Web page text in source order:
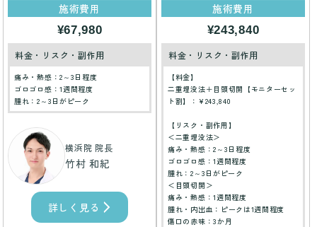
施術費用
¥67,980
料金・リスク・副作用
痛み・熱感：2～3日程度
ゴロゴロ感：1週間程度
腫れ：2～3日がピーク
横浜院 院長
竹村 和紀
詳しく見る
施術費用
¥243,840
料金・リスク・副作用
【料金】
二重埋没法＋目頭切開【モニターセッ
ト割】：¥243,840
【リスク・副作用】
＜二重埋没法＞
痛み・熱感：2～3日程度
ゴロゴロ感：1週間程度
腫れ：2～3日がピーク
＜目頭切開＞
痛み・熱感：1週間程度
腫れ・内出血：ピークは1週間程度
傷口の赤味：3か月